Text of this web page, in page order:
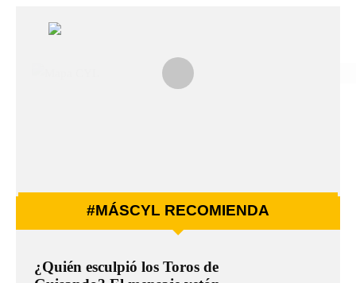
#MÁSCYL RECOMIENDA
¿Quién esculpió los Toros de